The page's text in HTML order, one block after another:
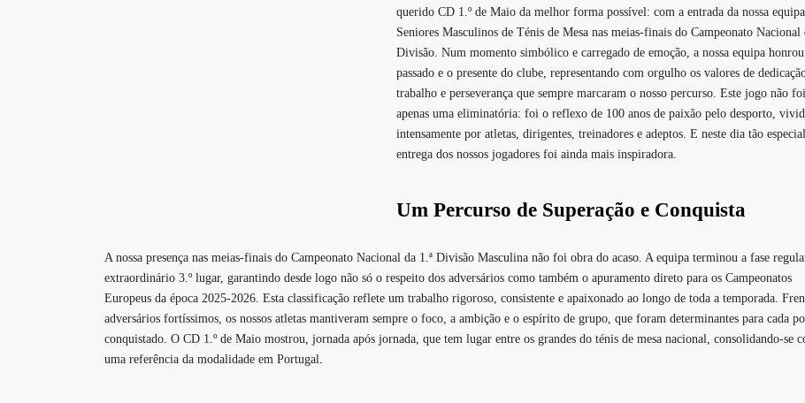
querido CD 1.º de Maio da melhor forma possível: com a entrada da nossa
Seniores Masculinos de Ténis de Mesa nas meias-finais do Campeonato Nacional
Divisão. Num momento simbólico e carregado de emoção, a nossa equipa
passado e o presente do clube, representando com orgulho os valores de
trabalho e perseverança que sempre marcaram o nosso percurso. Este jogo não foi
apenas uma eliminatória: foi o reflexo de 100 anos de paixão pelo desporto,
intensamente por atletas, dirigentes, treinadores e adeptos. E neste dia tão
entrega dos nossos jogadores foi ainda mais inspiradora.
Um Percurso de Superação e Conquista
A nossa presença nas meias-finais do Campeonato Nacional da 1.ª Divisão Masculina não foi obra do acaso. A equipa terminou a fase
extraordinário 3.º lugar, garantindo desde logo não só o respeito dos adversários como também o apuramento direto para os Campeonatos
Europeus da época 2025-2026. Esta classificação reflete um trabalho rigoroso, consistente e apaixonado ao longo de toda a temporada.
adversários fortíssimos, os nossos atletas mantiveram sempre o foco, a ambição e o espírito de grupo, que foram determinantes para cada
conquistado. O CD 1.º de Maio mostrou, jornada após jornada, que tem lugar entre os grandes do ténis de mesa nacional, consolidando-se
uma referência da modalidade em Portugal.